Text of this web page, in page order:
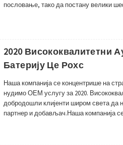
пословање, тако да постану велики
2020 Висококвалитетни
Батерију Це Рохс
Наша компанија се концентрише на
нудимо ОЕМ услугу за 2020.
добродошли клијенти широм света да
партнер и добављач.Наша компанија